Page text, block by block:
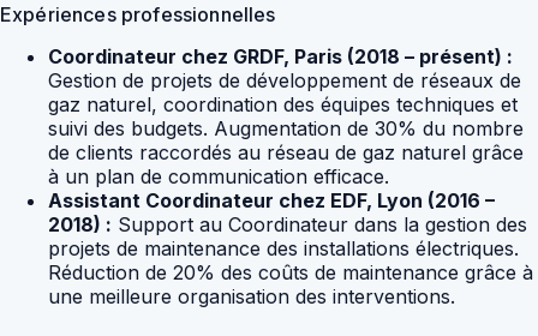
Expériences professionnelles
Coordinateur chez GRDF, Paris (2018 – présent) :
Gestion de projets de développement de réseaux de
gaz naturel, coordination des équipes techniques et
suivi des budgets. Augmentation de 30% du nombre
de clients raccordés au réseau de gaz naturel grâce
à un plan de communication efficace.
Assistant Coordinateur chez EDF, Lyon (2016 –
2018) : Support au Coordinateur dans la gestion des
projets de maintenance des installations électriques.
Réduction de 20% des coûts de maintenance grâce à
une meilleure organisation des interventions.